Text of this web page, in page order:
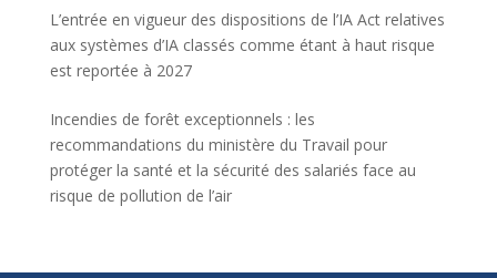
L’entrée en vigueur des dispositions de l’IA Act relatives
aux systèmes d’IA classés comme étant à haut risque
est reportée à 2027
Incendies de forêt exceptionnels : les
recommandations du ministère du Travail pour
protéger la santé et la sécurité des salariés face au
risque de pollution de l’air